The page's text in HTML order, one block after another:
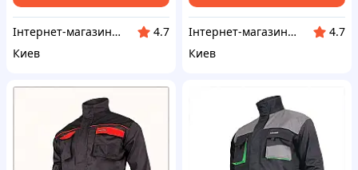
Інтернет-магазин ShopNow
4.7
Киев
Інтернет-магазин ShopNow
4.7
Киев